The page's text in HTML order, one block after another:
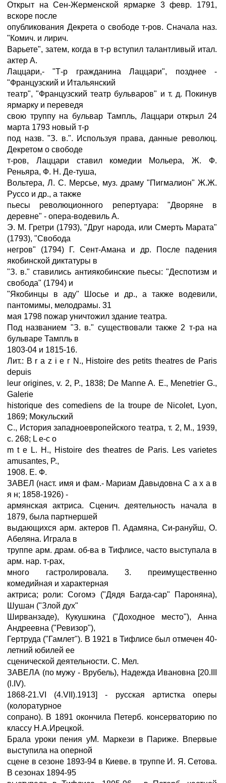
Открыт на Сен-Жерменской ярмарке 3 февр. 1791,
вскоре после
опубликования Декрета о свободе т-ров. Сначала наз.
"Комич. и лирич.
Варьете", затем, когда в т-р вступил талантливый итал.
актер А.
Лаццари,- "Т-р гражданина Лаццари", позднее -
"Французский и Итальянский
театр", "Французский театр бульваров" и т. д. Покинув
ярмарку и переведя
свою труппу на бульвар Тампль, Лаццари открыл 24
марта 1793 новый т-р
под назв. "З. в.". Используя права, данные революц.
Декретом о свободе
т-ров, Лаццари ставил комедии Мольера, Ж. Ф.
Реньяра, Ф. Н. Де-туша,
Вольтера, Л. С. Мерсье, муз. драму "Пигмалион" Ж.Ж.
Руссо и др., а также
пьесы революционного репертуара: "Дворяне в
деревне" - опера-водевиль А.
Э. М. Гретри (1793), "Друг народа, или Смерть Марата"
(1793), "Свобода
негров" (1794) Г. Сент-Амана и др. После падения
якобинской диктатуры в
"З. в." ставились антиякобинские пьесы: "Деспотизм и
свобода" (1794) и
"Якобинцы в аду" Шосье и др., а также водевили,
пантомимы, мелодрамы. 31
мая 1798 пожар уничтожил здание театра.
Под названием "З. в." существовали также 2 т-ра на
бульваре Тампль в
1803-04 и 1815-16.
Лит.: В r a z i e г N., Histoire des petits theatres de Paris
depuis
leur origines, v. 2, P., 1838; De Manne A. E., Menetrier G.,
Galerie
historique des comediens de la troupe de Nicolet, Lyon,
1869; Мокульский
С., История западноевропейского театра, т. 2, M., 1939,
с. 268; L e-c o
m t e L. H., Histoire des theatres de Paris. Les varietes
amusantes, P.,
1908. E. Ф.
ЗАВЕЛ (наст. имя и фам.- Мариам Давыдовна С а х а в
я н; 1858-1926) -
армянская актриса. Сценич. деятельность начала в
1879, была партнершей
выдающихся арм. актеров П. Адамяна, Си-рануйш, О.
Абеляна. Играла в
труппе арм. драм. об-ва в Тифлисе, часто выступала в
арм. нар. т-рах,
много гастролировала. 3. преимущественно
комедийная и характерная
актриса; роли: Согомэ ("Дядя Багда-сар" Пароняна),
Шушан ("Злой дух"
Ширванзаде), Кукушкина ("Доходное место"), Анна
Андреевна ("Ревизор"),
Гертруда ("Гамлет"). В 1921 в Тифлисе был отмечен 40-
летний юбилей ее
сценической деятельности. С. Мел.
ЗАВЕЛА (по мужу - Врубель), Надежда Ивановна [20.III
(l.IV).
1868-21.VI (4.VII).1913] - русская артистка оперы
(колоратурное
сопрано). В 1891 окончила Петерб. консерваторию по
классу Н.А.Ирецкой.
Брала уроки пения уМ. Маркези в Париже. Впервые
выступила на оперной
сцене в сезоне 1893-94 в Киеве. в труппе И. Я. Сетова.
В сезонах 1894-95